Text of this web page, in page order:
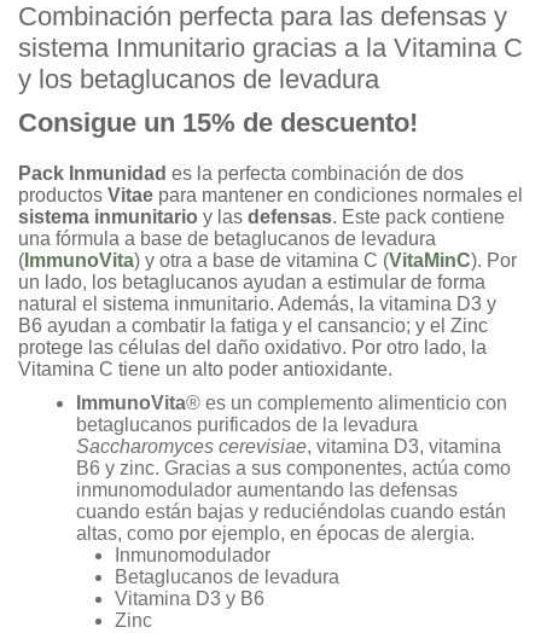
5.00de 5 en
base a
valoración de
Combinación perfecta para las defensas y
sistema Inmunitario gracias a la Vitamina C
y los betaglucanos de levadura
Consigue un 15% de descuento!
Pack Inmunidad es la perfecta combinación de dos
productos Vitae para mantener en condiciones normales el
sistema inmunitario y las defensas. Este pack contiene
una fórmula a base de betaglucanos de levadura
( ImmunoVita) y otra a base de vitamina C (VitaMinC). Por
un lado, los betaglucanos ayudan a estimular de forma
natural el sistema inmunitario. Además, la vitamina D3 y
B6 ayudan a combatir la fatiga y el cansancio; y el Zinc
protege las células del daño oxidativo. Por otro lado, la
Vitamina C tiene un alto poder antioxidante.
ImmunoVita® es un complemento alimenticio con
betaglucanos purificados de la levadura
Saccharomyces cerevisiae, vitamina D3, vitamina
B6 y zinc. Gracias a sus componentes, actúa como
inmunomodulador aumentando las defensas
cuando están bajas y reduciéndolas cuando están
altas, como por ejemplo, en épocas de alergia.
Inmunomodulador
Betaglucanos de levadura
Vitamina D3 y B6
Zinc